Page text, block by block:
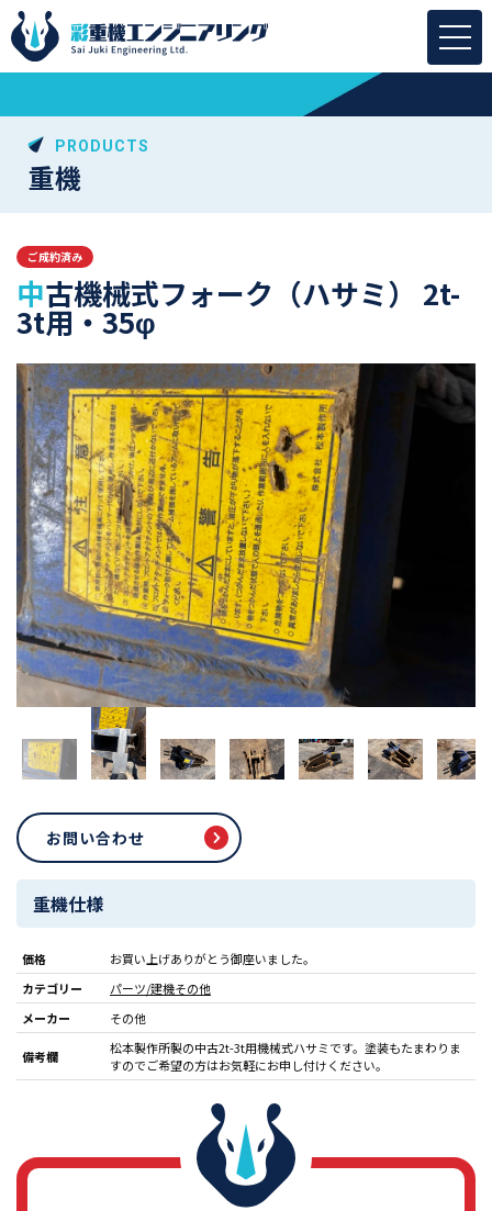
PRODUCTS
重機
ご成約済み
中古機械式フォーク（ハサミ） 2t-
3t用・35φ
お問い合わせ
重機仕様
価格
お買い上げありがとう御座いました。
カテゴリー
パーツ/建機その他
メーカー
その他
備考欄
松本製作所製の中古2t-3t用機械式ハサミです。塗装もたまわりま
すのでご希望の方はお気軽にお申し付けください。